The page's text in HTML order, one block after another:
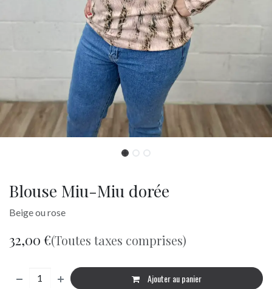
Blouse Miu-Miu dorée
Beige ou rose
32,00 €(Toutes taxes comprises)
Ajouter au panier